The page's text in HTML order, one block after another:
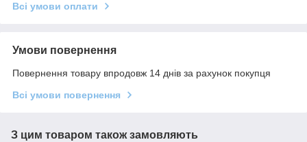
Всі умови оплати
Умови повернення
Повернення товару впродовж 14 днів за рахунок покупця
Всі умови повернення
З цим товаром також замовляють